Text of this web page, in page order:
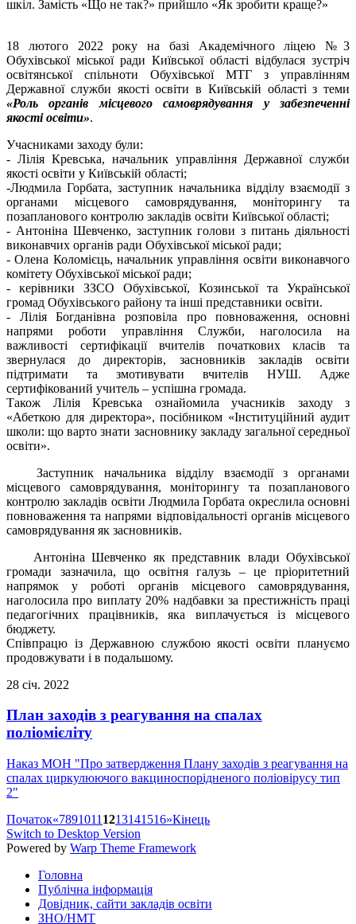
шкіл. Замість «Що не так?» прийшло «Як зробити краще?»
18 лютого 2022 року на базі Академічного ліцею №3
Обухівської міської ради Київської області відбулася зустріч
освітянської спільноти Обухівської МТГ з управлінням
Державної служби якості освіти в Київській області з теми
«Роль органів місцевого самоврядування у забезпеченні
якості освіти».
Учасниками заходу були:
- Лілія Кревська, начальник управління Державної служби
якості освіти у Київській області;
-Людмила Горбата, заступник начальника відділу взаємодії з
органами місцевого самоврядування, моніторингу та
позапланового контролю закладів освіти Київської області;
- Антоніна Шевченко, заступник голови з питань діяльності
виконавчих органів ради Обухівської міської ради;
- Олена Коломієць, начальник управління освіти виконавчого
комітету Обухівської міської ради;
- керівники ЗЗСО Обухівської, Козинської та Української
громад Обухівського району та інші представники освіти.
- Лілія Богданівна розповіла про повноваження, основні
напрями роботи управління Служби, наголосила на
важливості сертифікації вчителів початкових класів та
звернулася до директорів, засновників закладів освіти
підтримати та змотивувати вчителів НУШ. Адже
сертифікований учитель – успішна громада.
Також Лілія Кревська ознайомила учасників заходу з
«Абеткою для директора», посібником «Інституційний аудит
школи: що варто знати засновнику закладу загальної середньої
освіти».
Заступник начальника відділу взаємодії з органами
місцевого самоврядування, моніторингу та позапланового
контролю закладів освіти Людмила Горбата окреслила основні
повноваження та напрями відповідальності органів місцевого
самоврядування як засновників.
Антоніна Шевченко як представник влади Обухівської
громади зазначила, що освітня галузь – це пріоритетний
напрямок у роботі органів місцевого самоврядування,
наголосила про виплату 20% надбавки за престижність праці
педагогічних працівників, яка виплачується із місцевого
бюджету.
Співпрацю із Державною службою якості освіти плануємо
продовжувати і в подальшому.
28 січ. 2022
План заходів з реагування на спалах
поліомієліту
Наказ МОН "Про затвердження Плану заходів з реагування на
спалах циркулюючого вакциноспорідненого поліовірусу тип
2"
Початок«7891011 1213141516»Кінець
Switch to Desktop Version
Powered by Warp Theme Framework
Головна
Публічна інформація
Довідник, сайти закладів освіти
ЗНО/НМТ